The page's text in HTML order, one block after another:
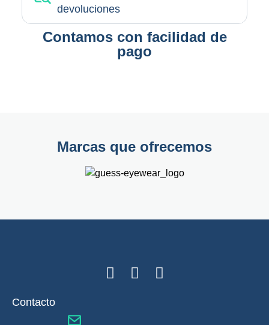
devoluciones
Contamos con facilidad de
pago
Marcas que ofrecemos
Contacto